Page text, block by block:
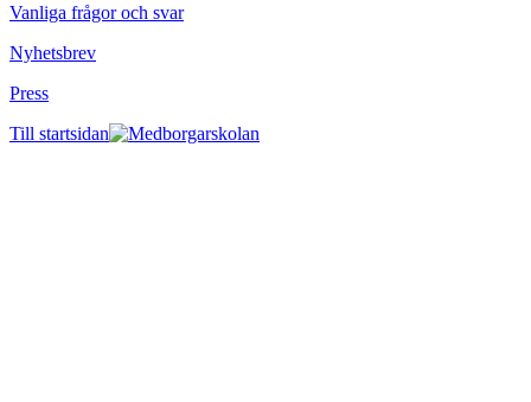
Vanliga frågor och svar
Nyhetsbrev
Press
Till startsidan